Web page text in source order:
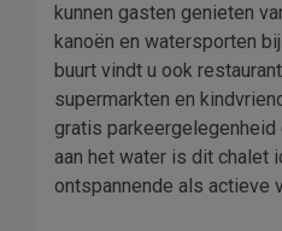
kunnen gasten genieten
kanoën en watersporten
buurt vindt u ook
supermarkten en
gratis
aan het water is dit chalet
ontspannende als actieve